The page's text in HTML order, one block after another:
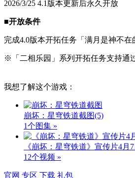
2026/3/25 4.1版本更新后永久开放
■开放条件
完成4.0版本开拓任务「满月是神不在
※「二相乐园」系列开拓任务支持通
我想了解这个游戏：
崩坏：星穹铁道截图(5)
1个图集 »
《崩坏：星穹铁道》宣传片4月7
12个视频 »
官网 专区 下载 礼包